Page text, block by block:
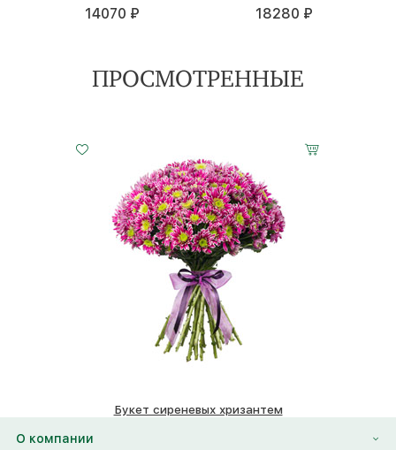
14070 ₽ 18280 ₽
18280 ₽ 28470 ₽
ПРОСМОТРЕННЫЕ
Букет сиреневых хризантем
О компании